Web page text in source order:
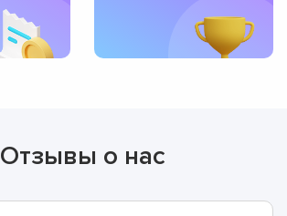
Отзывы о нас